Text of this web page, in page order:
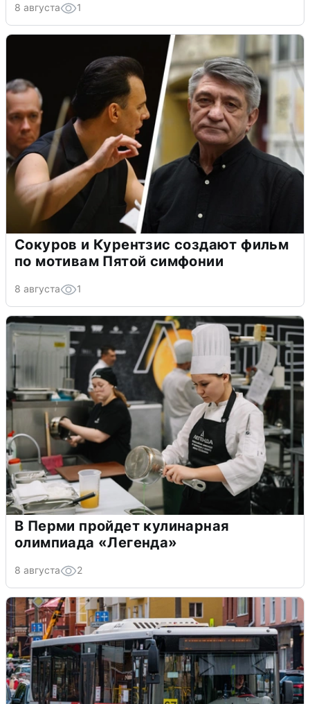
8 августа 1
Сокуров и Курентзис создают фильм
по мотивам Пятой симфонии
8 августа 1
В Перми пройдет кулинарная
олимпиада «Легенда»
8 августа 2